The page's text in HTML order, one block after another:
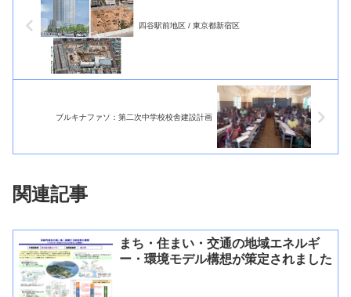
四谷駅前地区 / 東京都新宿区
ブルキナファソ：第二次中学校校舎建設計画
関連記事
まち・住まい・交通の地域エネルギ
ー・環境モデル構想が策定されました